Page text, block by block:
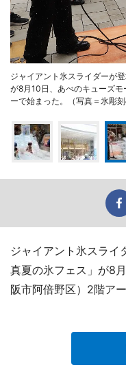
ジャイアント氷スライダーが
が8月10日、あべのキューズ
ーで始まった。（写真＝氷彫
ジャイアント氷スライ
真夏の氷フェス」が8
阪市阿倍野区）2階ア